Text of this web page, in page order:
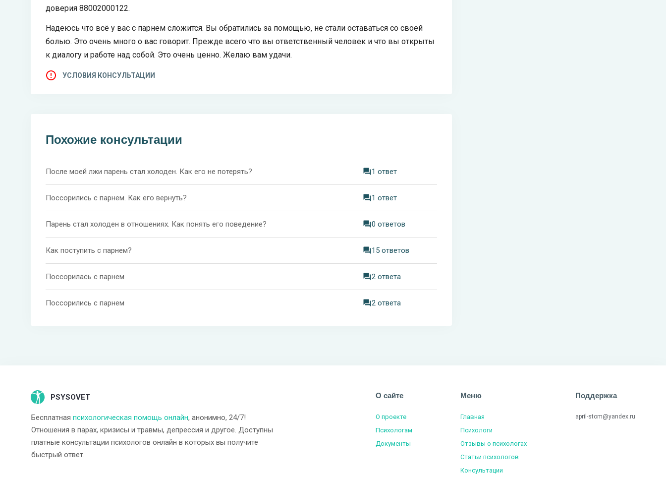
доверия 88002000122.
Надеюсь что всё у вас с парнем сложится. Вы обратились за помощью, не стали оставаться со своей
болью. Это очень много о вас говорит. Прежде всего что вы ответственный человек и что вы открыты
к диалогу и работе над собой. Это очень ценно. Желаю вам удачи.
УСЛОВИЯ КОНСУЛЬТАЦИИ
Похожие консультации
После моей лжи парень стал холоден. Как его не потерять? 1 ответ
Поссорились с парнем. Как его вернуть? 1 ответ
Парень стал холоден в отношениях. Как понять его поведение? 0 ответов
Как поступить с парнем? 15 ответов
Поссорилась с парнем 2 ответа
Поссорились с парнем 2 ответа
PSYSOVET
Бесплатная психологическая помощь онлайн, анонимно, 24/7!
Отношения в парах, кризисы и травмы, депрессия и другое. Доступны
платные консультации психологов онлайн в которых вы получите
быстрый ответ.
О сайте
О проекте
Психологам
Документы
Меню
Главная
Психологи
Отзывы о психологах
Статьи психологов
Консультации
Поддержка
april-stom@yandex.ru